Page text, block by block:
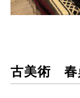
古美術 春